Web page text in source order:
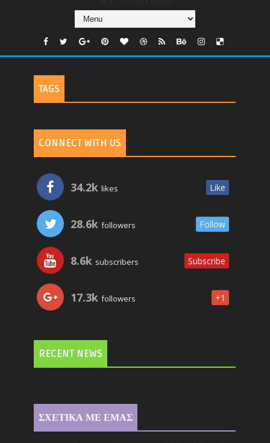
TAGS
CONNECT WITH US
34.2k likes Like
28.6k followers Follow
8.6k subscribers Subscribe
17.3k followers +1
RECENT NEWS
ΣΧΕΤΙΚΑ ΜΕ ΕΜΑΣ